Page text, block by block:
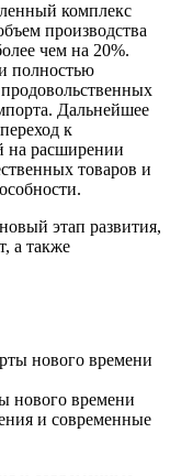
комплекс
производства
чем на 20%.
полностью
Дальнейшее
к
на расширении
товаров и
этап развития,
а также
нового времени